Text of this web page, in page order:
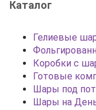
Каталог
Гелиевые
Коробки с
Готовые
Шары под
Шары на